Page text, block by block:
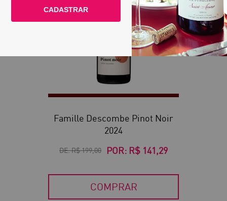
Le Club >
Famille Descombe Pinot Noir
2024
DE:R$ 199,00 POR: R$ 141,29
COMPRAR
CADASTRAR